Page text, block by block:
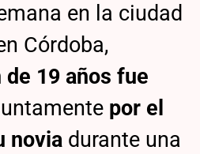
en la ciudad
Córdoba,
de 19 años fue
por el
novia durante una